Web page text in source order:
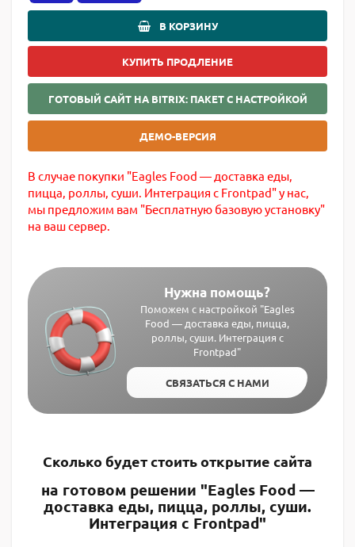
В КОРЗИНУ
КУПИТЬ ПРОДЛЕНИЕ
ГОТОВЫЙ САЙТ НА BITRIX: ПАКЕТ С НАСТРОЙКОЙ
ДЕМО-ВЕРСИЯ
В случае покупки "Eagles Food — доставка еды,
пицца, роллы, суши. Интеграция с Frontpad" у нас,
мы предложим вам "Бесплатную базовую установку"
на ваш сервер.
Нужна помощь?
Поможем с настройкой "Eagles
Food — доставка еды, пицца,
роллы, суши. Интеграция с
Frontpad"
СВЯЗАТЬСЯ С НАМИ
Сколько будет стоить открытие сайта
на готовом решении "Eagles Food —
доставка еды, пицца, роллы, суши.
Интеграция с Frontpad"